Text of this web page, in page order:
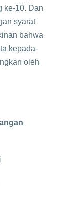
ke-10. Dan
syarat
bahwa
kepada-
oleh